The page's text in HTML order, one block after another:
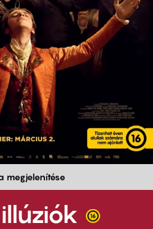
megjelenítése